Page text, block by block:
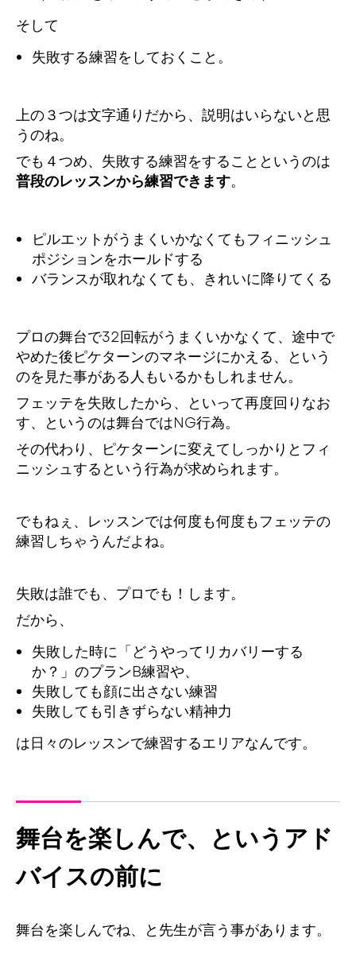
そして
失敗する練習をしておくこと。
上の３つは文字通りだから、説明はいらないと思
うのね。
でも４つめ、失敗する練習をすることというのは
普段のレッスンから練習できます。
ピルエットがうまくいかなくてもフィニッシュ
ポジションをホールドする
バランスが取れなくても、きれいに降りてくる
プロの舞台で32回転がうまくいかなくて、途中で
やめた後ピケターンのマネージにかえる、という
のを見た事がある人もいるかもしれません。
フェッテを失敗したから、といって再度回りなお
す、というのは舞台ではNG行為。
その代わり、ピケターンに変えてしっかりとフィ
ニッシュするという行為が求められます。
でもねぇ、レッスンでは何度も何度もフェッテの
練習しちゃうんだよね。
失敗は誰でも、プロでも！します。
だから、
失敗した時に「どうやってリカバリーする
か？」のプランB練習や、
失敗しても顔に出さない練習
失敗しても引きずらない精神力
は日々のレッスンで練習するエリアなんです。
舞台を楽しんで、というアド
バイスの前に
舞台を楽しんでね、と先生が言う事があります。